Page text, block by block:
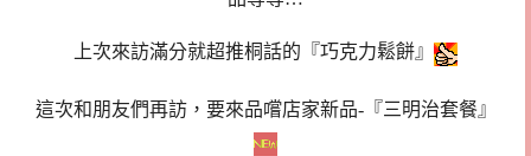
上次來訪滿分就超推桐話的『巧克力鬆餅』
這次和朋友們再訪，要來品嚐店家新品-『三明治套餐』